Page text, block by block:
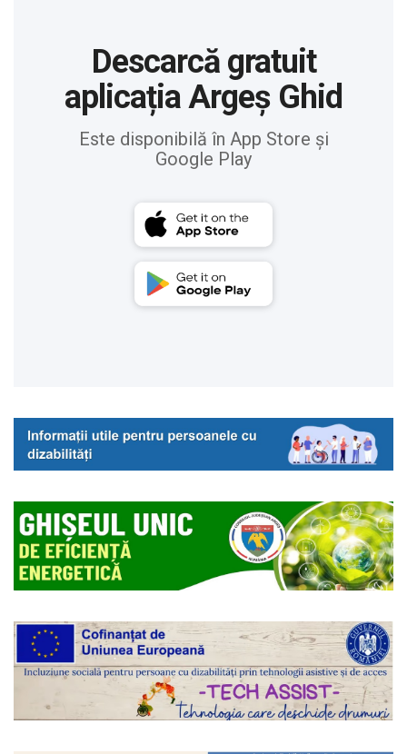
Descarcă gratuit
aplicația Argeș Ghid
Este disponibilă în App Store și
Google Play